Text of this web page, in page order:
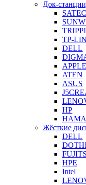
Док-
TP-
DELL
APPLE
ATEN
ASUS
HP
HAMA
Жёсткие
DELL
HPE
Intel